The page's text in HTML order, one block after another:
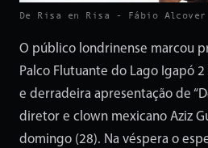
De Risa en Risa - Fábio Alcover
O público londrinense marcou
Palco Flutuante do Lago Igapó
e derradeira apresentação de
diretor e clown mexicano Aziz
domingo (28). Na véspera o